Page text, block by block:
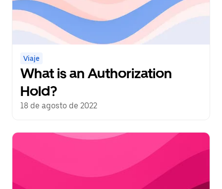
Viaje
What is an Authorization
Hold?
18 de agosto de 2022